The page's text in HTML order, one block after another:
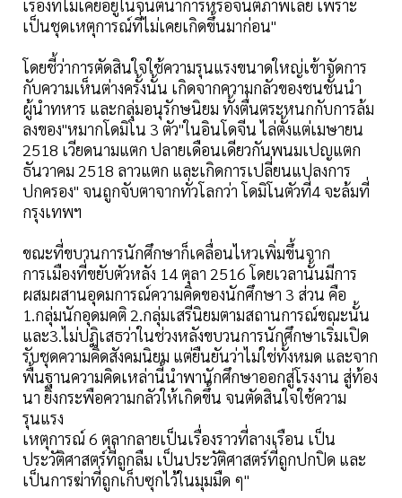
เรื่องที่ไม่เคยอยู่ในจินตนาการหรือจินตภาพเลย เพราะ
เป็นชุดเหตุการณ์ที่ไม่เคยเกิดขึ้นมาก่อน"
โดยชี้ว่าการตัดสินใจใช้ความรุนแรงขนาดใหญ่เข้าจัดการ
กับความเห็นต่างครั้งนั้น เกิดจากความกลัวของชนชั้นนำ
ผู้นำทหาร และกลุ่มอนุรักษนิยม ทั้งตื่นตระหนกกับการล้ม
ลงของ"หมากโดมิโน 3 ตัว"ในอินโดจีน ไล่ตั้งแต่เมษายน
2518 เวียดนามแตก ปลายเดือนเดียวกันพนมเปญแตก
ธันวาคม 2518 ลาวแตก และเกิดการเปลี่ยนแปลงการ
ปกครอง" จนถูกจับตาจากทั่วโลกว่า โดมิโนตัวที่4 จะล้มที่
กรุงเทพฯ
ขณะที่ขบวนการนักศึกษาก็เคลื่อนไหวเพิ่มขึ้นจาก
การเมืองที่ขยับตัวหลัง 14 ตุลา 2516 โดยเวลานั้นมีการ
ผสมผสานอุดมการณ์ความคิดของนักศึกษา 3 ส่วน คือ
1.กลุ่มนักอุดมคติ 2.กลุ่มเสรีนิยมตามสถานการณ์ขณะนั้น
และ3.ไม่ปฏิเสธว่าในช่วงหลังขบวนการนักศึกษาเริ่มเปิด
รับชุดความคิดสังคมนิยม แต่ยืนยันว่าไม่ใช่ทั้งหมด และจาก
พื้นฐานความคิดเหล่านี้นำพานักศึกษาออกสู่โรงงาน สู่ท้อง
นา ยิ่งกระพือความกลัวให้เกิดขึ้น จนตัดสินใจใช้ความ
รุนแรง
เหตุการณ์ 6 ตุลากลายเป็นเรื่องราวที่ลางเรือน เป็น
ประวัติศาสตร์ที่ถูกลืม เป็นประวัติศาสตร์ที่ถูกปกปิด และ
เป็นการฆ่าที่ถูกเก็บซุกไว้ในมุมมืด ๆ"